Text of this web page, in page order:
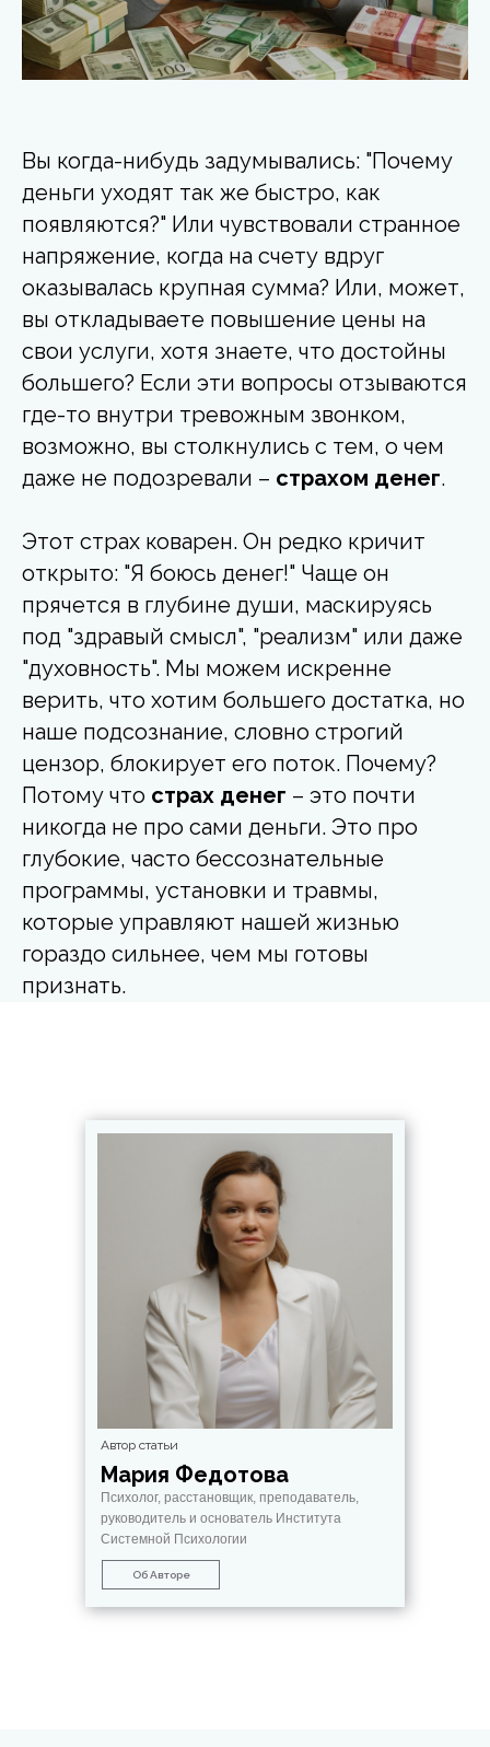
Вы когда-нибудь задумывались: "Почему
деньги уходят так же быстро, как
появляются?" Или чувствовали странное
напряжение, когда на счету вдруг
оказывалась крупная сумма? Или, может,
вы откладываете повышение цены на
свои услуги, хотя знаете, что достойны
большего? Если эти вопросы отзываются
где-то внутри тревожным звонком,
возможно, вы столкнулись с тем, о чем
даже не подозревали – страхом денег.
Этот страх коварен. Он редко кричит
открыто: "Я боюсь денег!" Чаще он
прячется в глубине души, маскируясь
под "здравый смысл", "реализм" или даже
"духовность". Мы можем искренне
верить, что хотим большего достатка, но
наше подсознание, словно строгий
цензор, блокирует его поток. Почему?
Потому что страх денег – это почти
никогда не про сами деньги. Это про
глубокие, часто бессознательные
программы, установки и травмы,
которые управляют нашей жизнью
гораздо сильнее, чем мы готовы
признать.
Психолог, расстановщик, преподаватель,
руководитель и основатель Института
Системной Психологии
Автор статьи
Мария Федотова
Об Авторе